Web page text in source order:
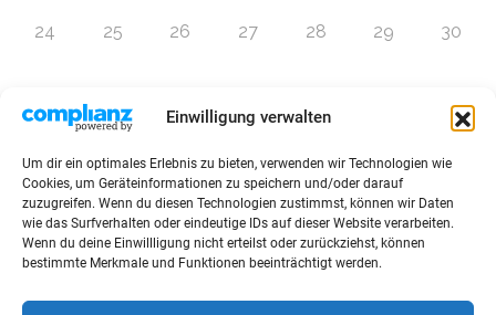
Einwilligung verwalten
Um dir ein optimales Erlebnis zu bieten, verwenden wir Technologien wie
Cookies, um Geräteinformationen zu speichern und/oder darauf
zuzugreifen. Wenn du diesen Technologien zustimmst, können wir Daten
wie das Surfverhalten oder eindeutige IDs auf dieser Website verarbeiten.
Wenn du deine Einwillligung nicht erteilst oder zurückziehst, können
bestimmte Merkmale und Funktionen beeinträchtigt werden.
24 25 26 27 28 29 30
Zur Eventübersicht